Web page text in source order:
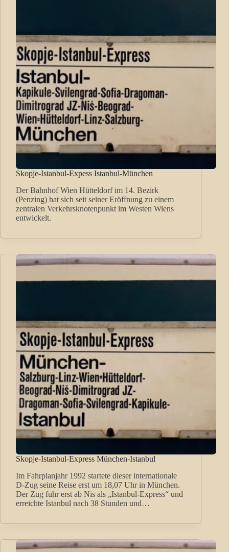
Skopje-Istanbul-Expess Istanbul-München
Der Bahnhof Wien Hütteldorf im 14. Bezirk
(Penzing) hat sich seit seiner Eröffnung zu einem
zentralen Verkehrsknotenpunkt im Westen Wiens
entwickelt.
Skopje-Istanbul-Express München-Istanbul
Im Fahrplanjahr 1992 startete dieser internationale
D-Zug seine Reise erst um 18,07 Uhr in München.
Der Zug fuhr erst ab Nis als „Istanbul-Express“ und
erreichte Istanbul nach 38 Stunden und…